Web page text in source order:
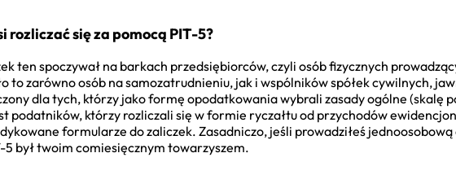
rozliczać się za pomocą PIT-5?
ten spoczywał na barkach przedsiębiorców, czyli osób fizycznych
to zarówno osób na samozatrudnieniu, jak i wspólników spółek cywilnych,
dla tych, którzy jako formę opodatkowania wybrali zasady ogólne (skalę
podatników, którzy rozliczali się w formie ryczałtu od przychodów
formularze do zaliczek. Zasadniczo, jeśli prowadziłeś
5 był twoim comiesięcznym towarzyszem.